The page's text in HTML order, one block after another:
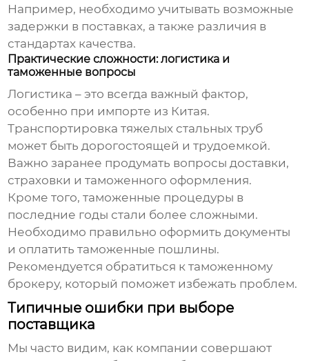
Например, необходимо учитывать возможные
задержки в поставках, а также различия в
стандартах качества.
Практические сложности: логистика и
таможенные вопросы
Логистика – это всегда важный фактор,
особенно при импорте из Китая.
Транспортировка тяжелых стальных труб
может быть дорогостоящей и трудоемкой.
Важно заранее продумать вопросы доставки,
страховки и таможенного оформления.
Кроме того, таможенные процедуры в
последние годы стали более сложными.
Необходимо правильно оформить документы
и оплатить таможенные пошлины.
Рекомендуется обратиться к таможенному
брокеру, который поможет избежать проблем.
Типичные ошибки при выборе
поставщика
Мы часто видим, как компании совершают